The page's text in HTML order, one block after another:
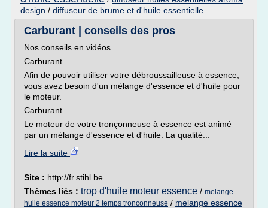
design / diffuseur de brume et d'huile essentielle
Carburant | conseils des pros
Nos conseils en vidéos
Carburant
Afin de pouvoir utiliser votre débroussailleuse à essence,
vous avez besoin d'un mélange d'essence et d'huile pour
le moteur.
Carburant
Le moteur de votre tronçonneuse à essence est animé
par un mélange d'essence et d'huile. La qualité...
Lire la suite
Site : http://fr.stihl.be
Thèmes liés : trop d'huile moteur essence / melange
huile essence moteur 2 temps tronconneuse / melange essence